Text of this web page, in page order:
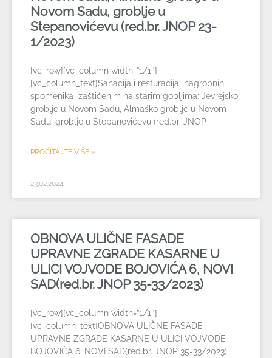
Novom Sadu, groblje u
Stepanovićevu (red.br. JNOP 23-
1/2023)
[vc_row][vc_column width=”1/1″]
[vc_column_text]Sanacija i resturacija nagrobnih
spomenika zaštićenim na starim gobljima: Jevrejsko
groblje u Novom Sadu, Almaško groblje u Novom
Sadu, groblje u Stepanovićevu (red.br. JNOP
PROČITAJTE VIŠE »
23.02.2024
OBNOVA ULIČNE FASADE
UPRAVNE ZGRADE KASARNE U
ULICI VOJVODE BOJOVIĆA 6, NOVI
SAD(red.br. JNOP 35-33/2023)
[vc_row][vc_column width=”1/1″]
[vc_column_text]OBNOVA ULIČNE FASADE
UPRAVNE ZGRADE KASARNE U ULICI VOJVODE
BOJOVIĆA 6, NOVI SAD(red.br. JNOP 35-33/2023)